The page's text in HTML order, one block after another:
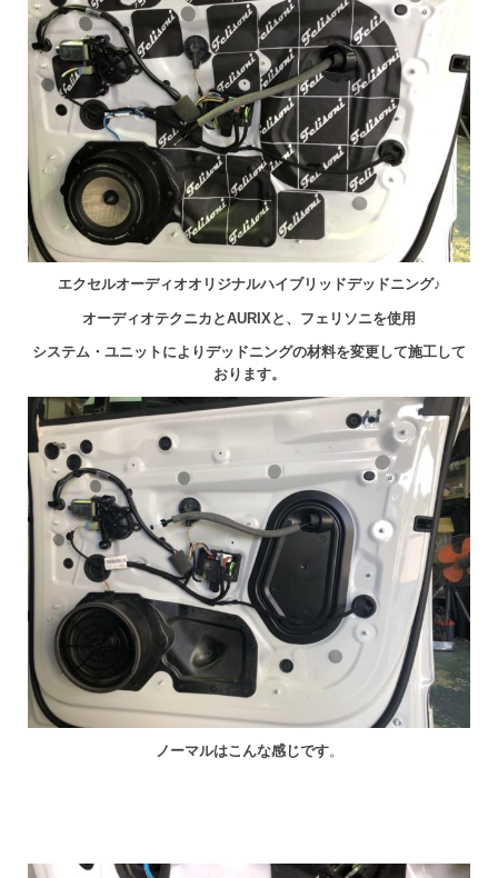
エクセルオーディオオリジナルハイブリッドデッドニング♪
オーディオテクニカとAURIXと、フェリソニを使用
システム・ユニットによりデッドニングの材料を変更して施工して
おります。
ノーマルはこんな感じです。